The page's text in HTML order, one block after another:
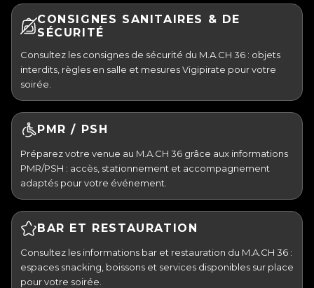
CONSIGNES SANITAIRES & DE
SÉCURITÉ
Consultez les consignes de sécurité du M.A.CH 36 : objets
interdits, règles en salle et mesures Vigipirate pour votre
soirée.
PMR / PSH
Préparez votre venue au M.A.CH 36 grâce aux informations
PMR/PSH : accès, stationnement et accompagnement
adaptés pour votre événement.
BAR ET RESTAURATION
Consultez les informations bar et restauration du M.A.CH 36 :
espaces snacking, boissons et services disponibles sur place
pour votre soirée.